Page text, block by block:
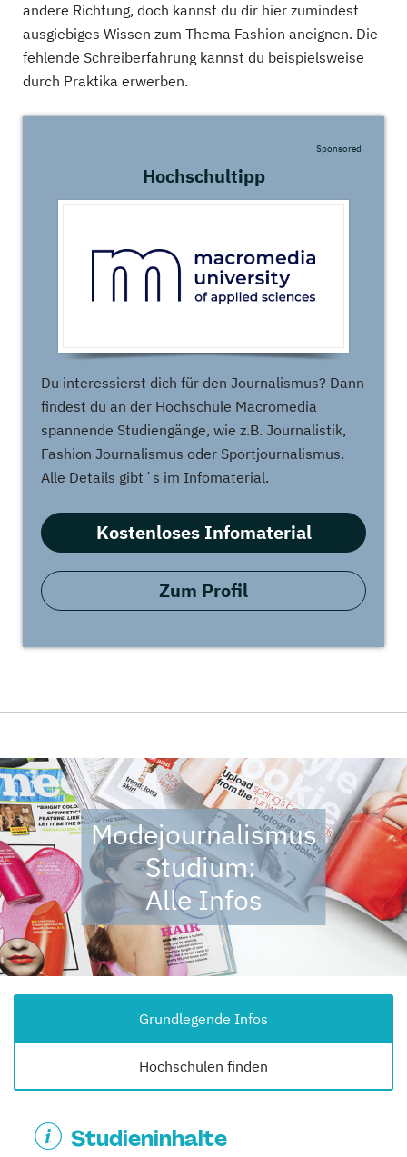
andere Richtung, doch kannst du dir hier zumindest
ausgiebiges Wissen zum Thema Fashion aneignen. Die
fehlende Schreiberfahrung kannst du beispielsweise
durch Praktika erwerben.
Hochschultipp
Sponsored
Du interessierst dich für den Journalismus? Dann
findest du an der Hochschule Macromedia
spannende Studiengänge, wie z.B. Journalistik,
Fashion Journalismus oder Sportjournalismus.
Alle Details gibt´s im Infomaterial.
Kostenloses Infomaterial
Zum Profil
Modejournalismus
Studium:
Alle Infos
Grundlegende Infos
Hochschulen finden
Studieninhalte